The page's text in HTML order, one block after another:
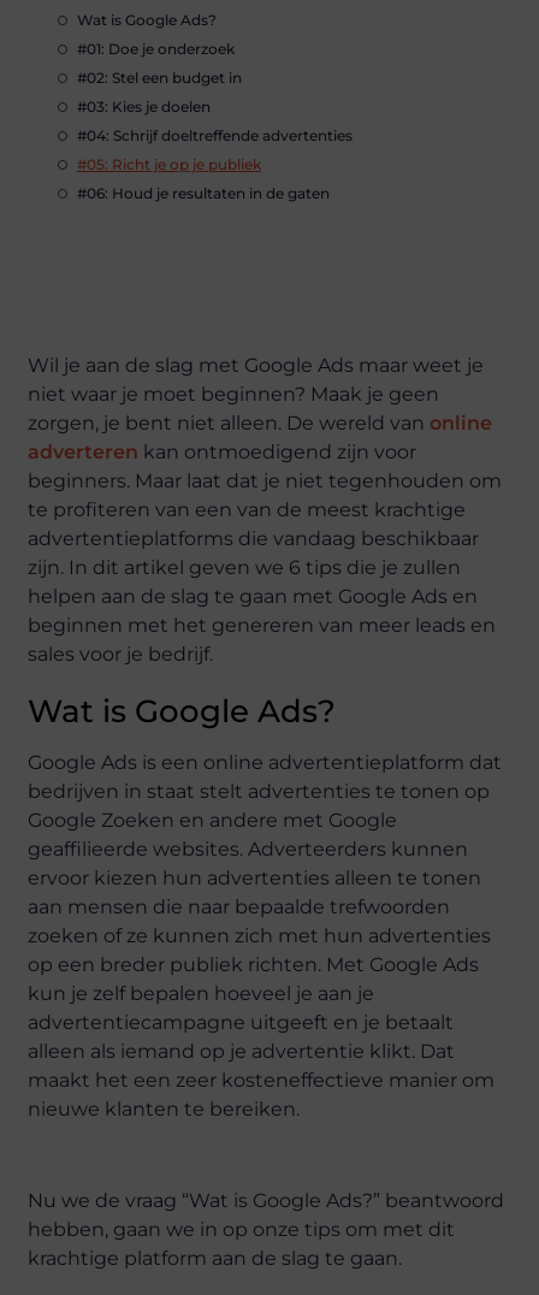
Wat is Google Ads?
#01: Doe je onderzoek
#02: Stel een budget in
#03: Kies je doelen
#04: Schrijf doeltreffende advertenties
#05: Richt je op je publiek
#06: Houd je resultaten in de gaten
Wil je aan de slag met Google Ads maar weet je
niet waar je moet beginnen? Maak je geen
zorgen, je bent niet alleen. De wereld van online
adverteren kan ontmoedigend zijn voor
beginners. Maar laat dat je niet tegenhouden om
te profiteren van een van de meest krachtige
advertentieplatforms die vandaag beschikbaar
zijn. In dit artikel geven we 6 tips die je zullen
helpen aan de slag te gaan met Google Ads en
beginnen met het genereren van meer leads en
sales voor je bedrijf.
Wat is Google Ads?
Google Ads is een online advertentieplatform dat
bedrijven in staat stelt advertenties te tonen op
Google Zoeken en andere met Google
geaffilieerde websites. Adverteerders kunnen
ervoor kiezen hun advertenties alleen te tonen
aan mensen die naar bepaalde trefwoorden
zoeken of ze kunnen zich met hun advertenties
op een breder publiek richten. Met Google Ads
kun je zelf bepalen hoeveel je aan je
advertentiecampagne uitgeeft en je betaalt
alleen als iemand op je advertentie klikt. Dat
maakt het een zeer kosteneffectieve manier om
nieuwe klanten te bereiken.
Nu we de vraag “Wat is Google Ads?” beantwoord
hebben, gaan we in op onze tips om met dit
krachtige platform aan de slag te gaan.